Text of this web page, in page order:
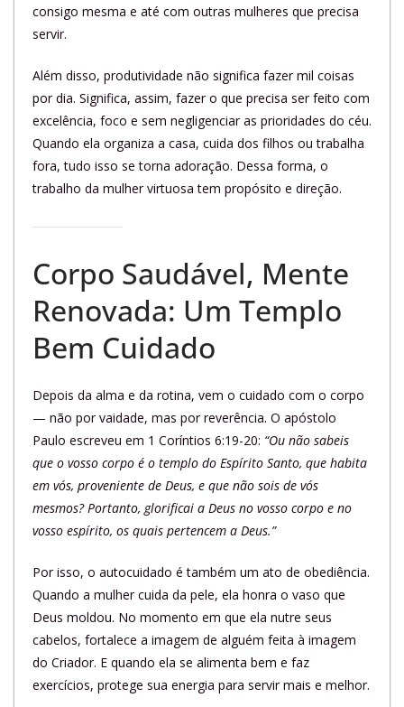
consigo mesma e até com outras mulheres que precisa
servir.
Além disso, produtividade não significa fazer mil coisas
por dia. Significa, assim, fazer o que precisa ser feito com
excelência, foco e sem negligenciar as prioridades do céu.
Quando ela organiza a casa, cuida dos filhos ou trabalha
fora, tudo isso se torna adoração. Dessa forma, o
trabalho da mulher virtuosa tem propósito e direção.
Corpo Saudável, Mente
Renovada: Um Templo
Bem Cuidado
Depois da alma e da rotina, vem o cuidado com o corpo
— não por vaidade, mas por reverência. O apóstolo
Paulo escreveu em 1 Coríntios 6:19-20: “Ou não sabeis
que o vosso corpo é o templo do Espírito Santo, que habita
em vós, proveniente de Deus, e que não sois de vós
mesmos? Portanto, glorificai a Deus no vosso corpo e no
vosso espírito, os quais pertencem a Deus.”
Por isso, o autocuidado é também um ato de obediência.
Quando a mulher cuida da pele, ela honra o vaso que
Deus moldou. No momento em que ela nutre seus
cabelos, fortalece a imagem de alguém feita à imagem
do Criador. E quando ela se alimenta bem e faz
exercícios, protege sua energia para servir mais e melhor.